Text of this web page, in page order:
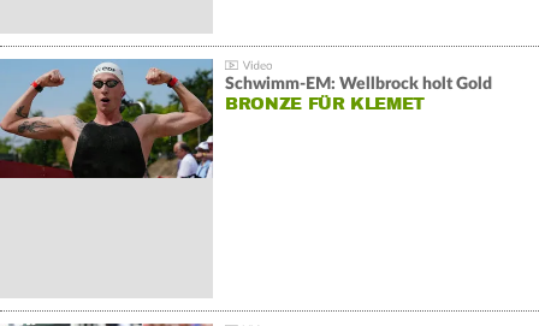
Schwimm-EM: Wellbrock holt Gold
BRONZE FÜR KLEMET